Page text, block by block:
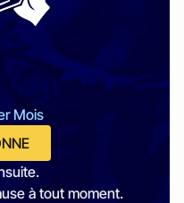
Mois
à tout moment.